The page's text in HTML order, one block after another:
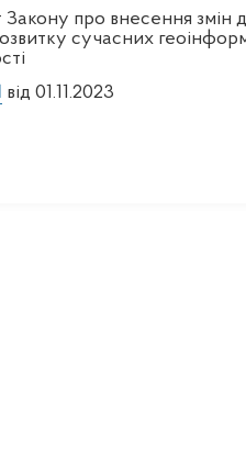
Закону про внесення змін
сучасних
від 01.11.2023